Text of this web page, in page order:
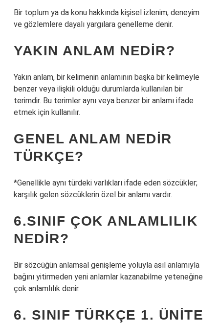
Bir toplum ya da konu hakkında kişisel izlenim, deneyim
ve gözlemlere dayalı yargılara genelleme denir.
YAKIN ANLAM NEDIR?
Yakın anlam, bir kelimenin anlamının başka bir kelimeyle
benzer veya ilişkili olduğu durumlarda kullanılan bir
terimdir. Bu terimler aynı veya benzer bir anlamı ifade
etmek için kullanılır.
GENEL ANLAM NEDIR
TÜRKÇE?
*Genellikle aynı türdeki varlıkları ifade eden sözcükler;
karşılık gelen sözcüklerin özel bir anlamı vardır.
6.SINIF ÇOK ANLAMLILIK
NEDIR?
Bir sözcüğün anlamsal genişleme yoluyla asıl anlamıyla
bağını yitirmeden yeni anlamlar kazanabilme yeteneğine
çok anlamlılık denir.
6. SINIF TÜRKÇE 1. ÜNITE